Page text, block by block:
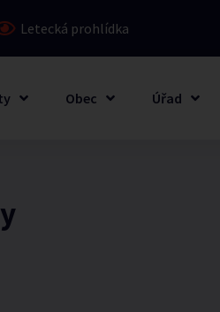
Letecká prohlídka
Obec Úřad